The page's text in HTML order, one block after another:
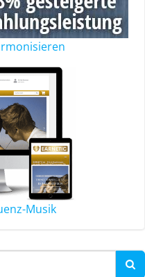
Musik